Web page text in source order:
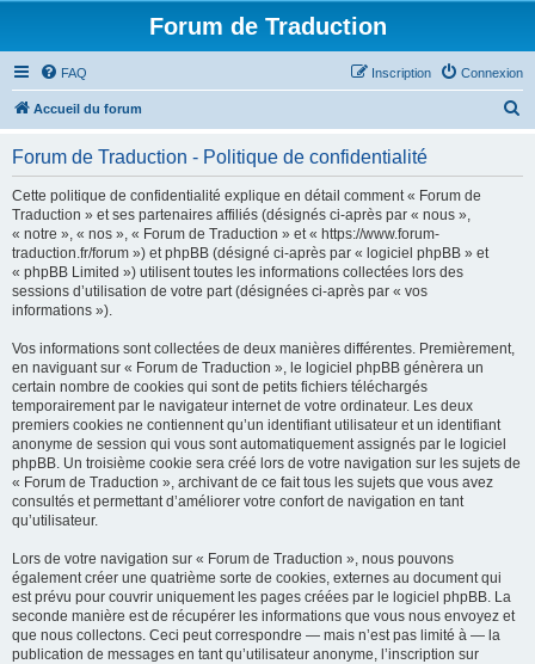
Forum de Traduction
FAQ Connexion
Inscription
Accueil du forum
Forum de Traduction - Politique de confidentialité
Cette politique de confidentialité explique en détail comment « Forum de
Traduction » et ses partenaires affiliés (désignés ci-après par « nous »,
« notre », « nos », « Forum de Traduction » et « https://www.forum-
traduction.fr/forum ») et phpBB (désigné ci-après par « logiciel phpBB » et
« phpBB Limited ») utilisent toutes les informations collectées lors des
sessions d’utilisation de votre part (désignées ci-après par « vos
informations »).
Vos informations sont collectées de deux manières différentes. Premièrement,
en naviguant sur « Forum de Traduction », le logiciel phpBB génèrera un
certain nombre de cookies qui sont de petits fichiers téléchargés
temporairement par le navigateur internet de votre ordinateur. Les deux
premiers cookies ne contiennent qu’un identifiant utilisateur et un identifiant
anonyme de session qui vous sont automatiquement assignés par le logiciel
phpBB. Un troisième cookie sera créé lors de votre navigation sur les sujets de
« Forum de Traduction », archivant de ce fait tous les sujets que vous avez
consultés et permettant d’améliorer votre confort de navigation en tant
qu’utilisateur.
Lors de votre navigation sur « Forum de Traduction », nous pouvons
également créer une quatrième sorte de cookies, externes au document qui
est prévu pour couvrir uniquement les pages créées par le logiciel phpBB. La
seconde manière est de récupérer les informations que vous nous envoyez et
que nous collectons. Ceci peut correspondre — mais n’est pas limité à — la
publication de messages en tant qu’utilisateur anonyme, l’inscription sur